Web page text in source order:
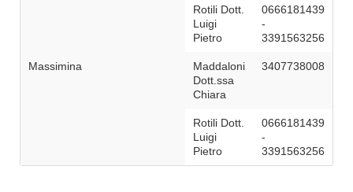
Rotili Dott.
Luigi
Pietro
0666181439
-
3391563256
Massimina
Maddaloni
Dott.ssa
Chiara
3407738008
Rotili Dott.
Luigi
Pietro
0666181439
-
3391563256